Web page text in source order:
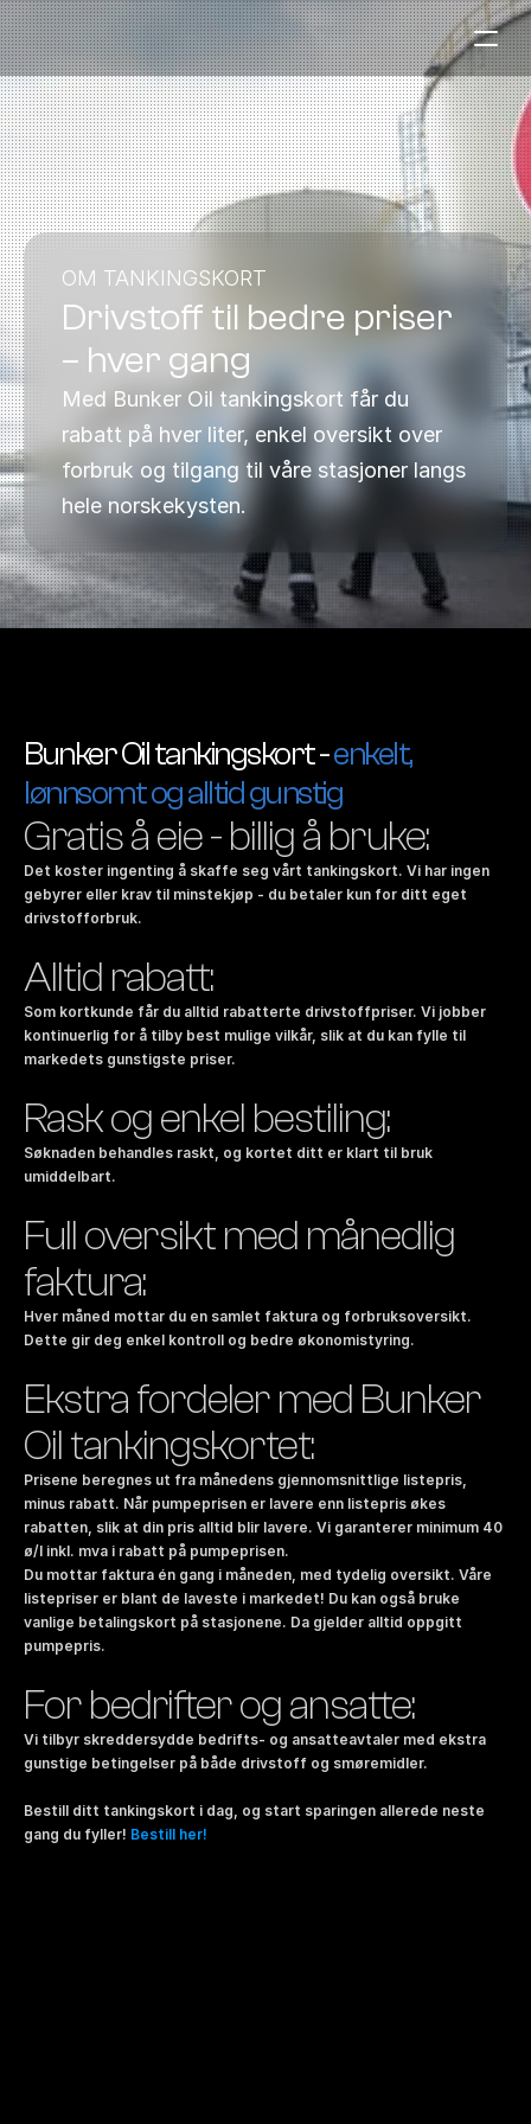
Marine
Auto & Industri
Bensinstasjoner
Tankingskort
Våre Produkter
Om Selskapet
Bærekraft
Kontakt oss
OM TANKINGSKORT
Drivstoff til bedre priser
– hver gang
Med Bunker Oil tankingskort får du
rabatt på hver liter, enkel oversikt over
forbruk og tilgang til våre stasjoner langs
hele norskekysten.
Bunker Oil tankingskort - enkelt,
lønnsomt og alltid gunstig
Gratis å eie - billig å bruke:
Det koster ingenting å skaffe seg vårt tankingskort. Vi har ingen
gebyrer eller krav til minstekjøp - du betaler kun for ditt eget
drivstofforbruk.
Alltid rabatt:
Som kortkunde får du alltid rabatterte drivstoffpriser. Vi jobber
kontinuerlig for å tilby best mulige vilkår, slik at du kan fylle til
markedets gunstigste priser.
Rask og enkel bestiling:
Søknaden behandles raskt, og kortet ditt er klart til bruk
umiddelbart.
Full oversikt med månedlig
faktura:
Hver måned mottar du en samlet faktura og forbruksoversikt.
Dette gir deg enkel kontroll og bedre økonomistyring.
Ekstra fordeler med Bunker
Oil tankingskortet:
Prisene beregnes ut fra månedens gjennomsnittlige listepris,
minus rabatt. Når pumpeprisen er lavere enn listepris økes
rabatten, slik at din pris alltid blir lavere. Vi garanterer minimum 40
ø/l inkl. mva i rabatt på pumpeprisen.
Du mottar faktura én gang i måneden, med tydelig oversikt. Våre
listepriser er blant de laveste i markedet! Du kan også bruke
vanlige betalingskort på stasjonene. Da gjelder alltid oppgitt
pumpepris.
For bedrifter og ansatte:
Vi tilbyr skreddersydde bedrifts- og ansatteavtaler med ekstra
gunstige betingelser på både drivstoff og smøremidler.
Bestill ditt tankingskort i dag, og start sparingen allerede neste
gang du fyller! Bestill her!